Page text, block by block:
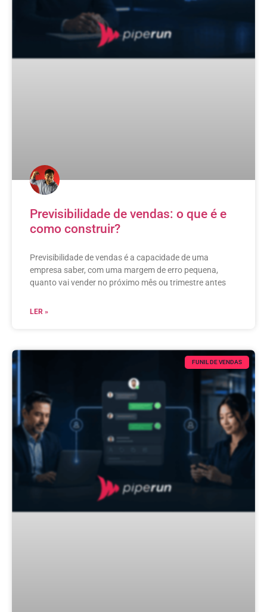
Previsibilidade de vendas: o que é e
como construir?
Previsibilidade de vendas é a capacidade de uma
empresa saber, com uma margem de erro pequena,
quanto vai vender no próximo mês ou trimestre antes
LER »
FUNIL DE VENDAS